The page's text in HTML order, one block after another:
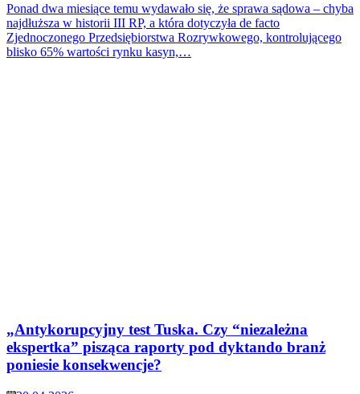
Ponad dwa miesiące temu wydawało się, że sprawa sądowa – chyba
najdłuższa w historii III RP, a która dotyczyła de facto
Zjednoczonego Przedsiębiorstwa Rozrywkowego, kontrolującego
blisko 65% wartości rynku kasyn,…
„Antykorupcyjny test Tuska. Czy “niezależna
ekspertka” pisząca raporty pod dyktando branż
poniesie konsekwencje?